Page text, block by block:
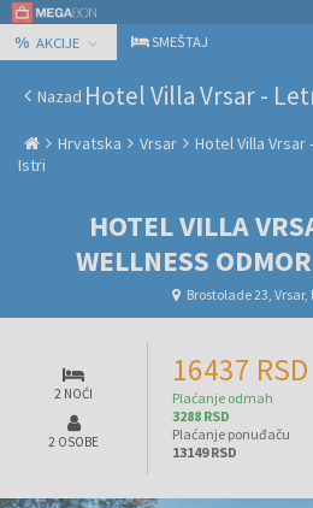
% AKCIJE SMEŠTAJ
Nazad
Hrvatska Vrsar
Hotel Villa
Istri
HOTEL VILLA
WELLNESS
Brostolade 23,
2 NOĆI
2 OSOBE
16437 RSD
Plaćanje odmah
3288 RSD
Plaćanje ponuđaču
13149 RSD